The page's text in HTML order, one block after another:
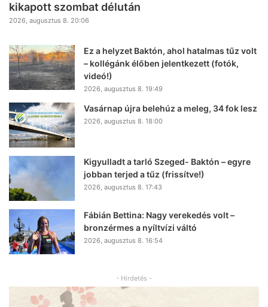
kikapott szombat délután
2026, augusztus 8. 20:06
Ez a helyzet Baktón, ahol hatalmas tűz volt
– kollégánk élőben jelentkezett (fotók,
videó!)
2026, augusztus 8. 19:49
Vasárnap újra belehúz a meleg, 34 fok lesz
2026, augusztus 8. 18:00
Kigyulladt a tarló Szeged- Baktón – egyre
jobban terjed a tűz (frissítve!)
2026, augusztus 8. 17:43
Fábián Bettina: Nagy verekedés volt –
bronzérmes a nyíltvízi váltó
2026, augusztus 8. 16:54
- Hirdetés -